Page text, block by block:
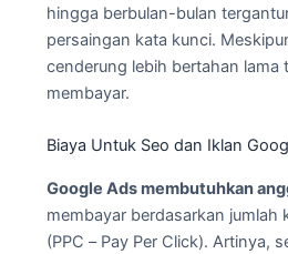
hingga berbulan-bulan
persaingan kata kunci.
cenderung lebih bertahan lama
membayar.
Biaya Untuk Seo dan Iklan
Google Ads membutuhkan
membayar berdasarkan jumlah
(PPC – Pay Per Click). Artinya,